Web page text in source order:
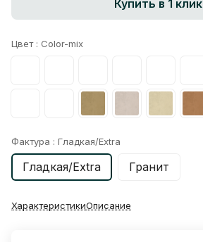
Купить в 1 клик
Цвет : Color-mix
Фактура : Гладкая/Extra
Гладкая/Extra Гранит
ХарактеристикиОписание